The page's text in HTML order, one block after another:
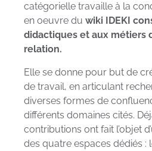
catégorielle travaille à la
en oeuvre du wiki IDEKI
didactiques et aux métiers
relation.
Elle se donne pour but de
de travail, en articulant
diverses formes de
différents domaines cités.
contributions ont fait l’objet
des quatre espaces dédiés :